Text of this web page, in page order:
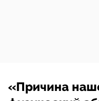
«Причина